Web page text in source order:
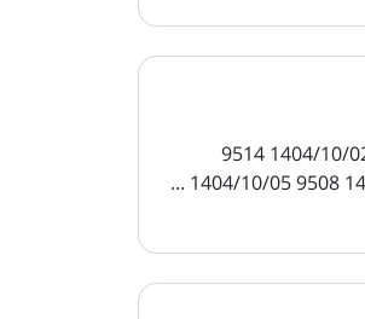
تاریخ پین 1404/10/01 9513 1404/10/02 9514